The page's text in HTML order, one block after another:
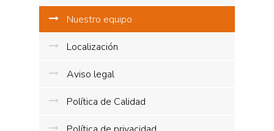
Nuestro equipo
Localización
Aviso legal
Política de Calidad